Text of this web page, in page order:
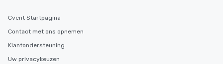
Cvent Startpagina
Contact met ons opnemen
Klantondersteuning
Uw privacykeuzen